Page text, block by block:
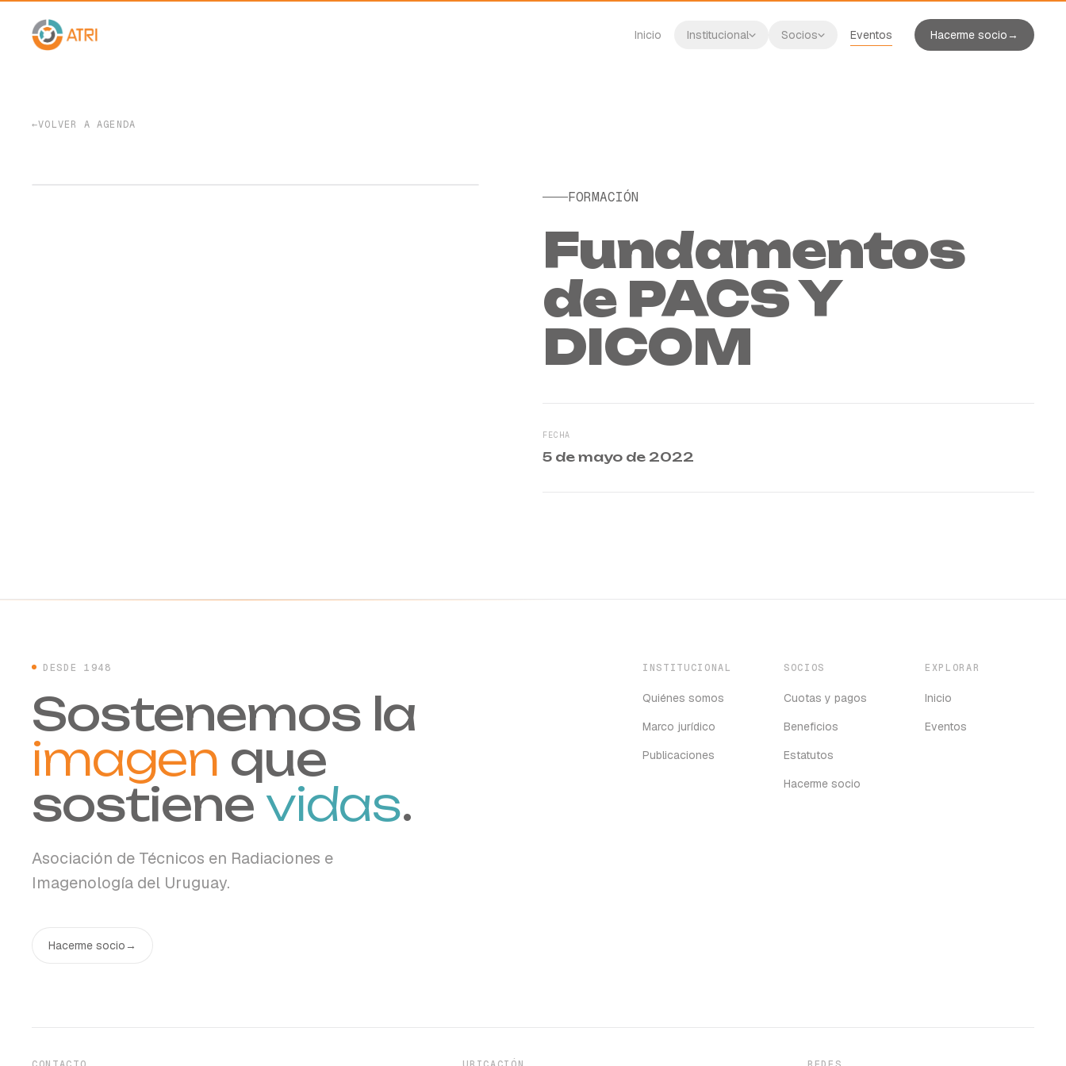
Inicio Institucional Socios Eventos Hacerme socio →
←VOLVER A AGENDA
FORMACIÓN
Fundamentos
de PACS Y
DICOM
FECHA
5 de mayo de 2022
DESDE 1948
Sostenemos la
imagen que
sostiene vidas.
Asociación de Técnicos en Radiaciones e
Imagenología del Uruguay.
Hacerme socio →
INSTITUCIONAL
Quiénes somos
Marco jurídico
Publicaciones
SOCIOS
Cuotas y pagos
Beneficios
Estatutos
Hacerme socio
EXPLORAR
Inicio
Eventos